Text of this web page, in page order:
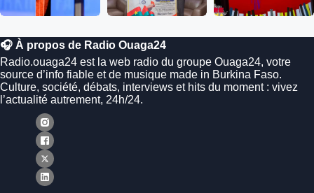
🎧 À propos de Radio Ouaga24
Radio.ouaga24 est la web radio du groupe Ouaga24, votre
source d’info fiable et de musique made in Burkina Faso.
Culture, société, débats, interviews et hits du moment : vivez
l’actualité autrement, 24h/24.